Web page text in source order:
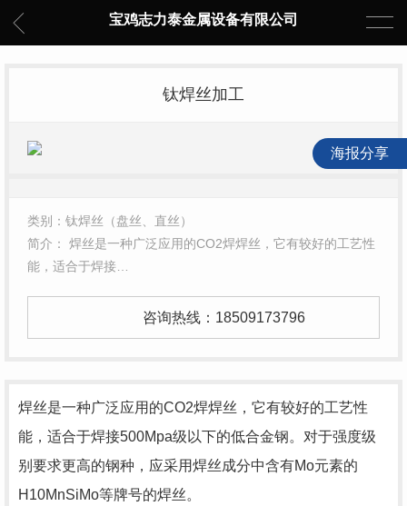
宝鸡志力泰金属设备有限公司
钛焊丝加工
类别：钛焊丝（盘丝、直丝）
简介： 焊丝是一种广泛应用的CO2焊焊丝，它有较好的工艺性
能，适合于焊接…
咨询热线： 18509173796
焊丝是一种广泛应用的CO2焊焊丝，它有较好的工艺性
能，适合于焊接500Mpa级以下的低合金钢。对于强度级
别要求更高的钢种，应采用焊丝成分中含有Mo元素的
H10MnSiMo等牌号的焊丝。
海报分享